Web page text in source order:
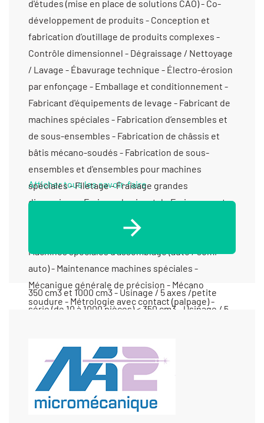
Afficher tous les savoir-faire